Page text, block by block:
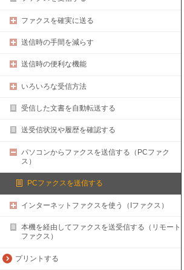
ファクスを確実に送る
送信時の手間を減らす
送信時の便利な機能
いろいろな受信方法
受信した文書を自動転送する
送受信状況や履歴を確認する
パソコンからファクスを送信する（PCファク
ス）
PCファクスを送信する
インターネットファクスを使う（Iファクス）
本機を経由してファクスを送受信する（リモート
ファクス）
プリントする